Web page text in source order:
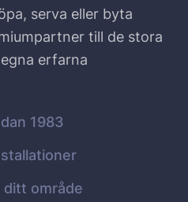
serva eller byta
till de stora
erfarna
1983
ditt område